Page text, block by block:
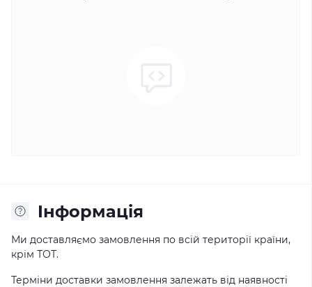
Iнформація
Ми доставляємо замовлення по всій території країни,
крім ТОТ.
Терміни доставки замовлення залежать від наявності